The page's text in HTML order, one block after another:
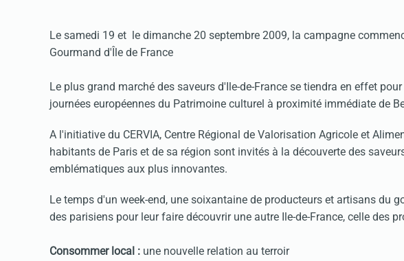
Le samedi 19 et le dimanche 20 septembre 2009, la campagne
Gourmand d'Île de France
Le plus grand marché des saveurs d'Ile-de-France se tiendra en effet
journées européennes du Patrimoine culturel à proximité immédiate de
A l'initiative du CERVIA, Centre Régional de Valorisation Agricole et
habitants de Paris et de sa région sont invités à la découverte des
emblématiques aux plus innovantes.
Le temps d'un week-end, une soixantaine de producteurs et artisans du
des parisiens pour leur faire découvrir une autre Ile-de-France, celle des
Consommer local : une nouvelle relation au terroir